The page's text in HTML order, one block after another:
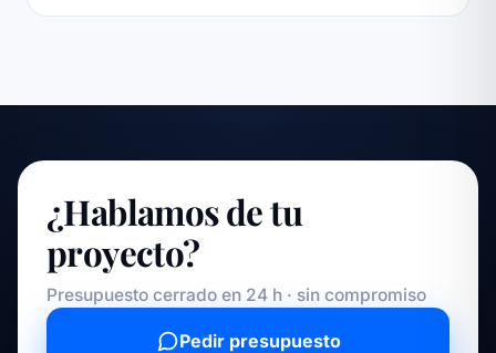
¿Hablamos de tu
proyecto?
Presupuesto cerrado en 24 h · sin compromiso
Pedir presupuesto